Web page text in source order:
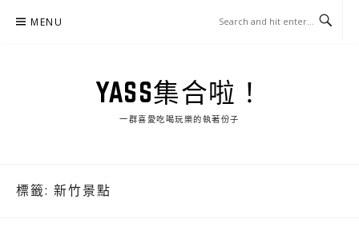
MENU
YASS集合啦！
一群喜愛吃喝玩樂的執著份子
標籤: 新竹景點